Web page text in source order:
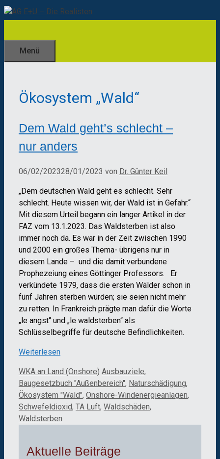
Zum
Inhalt
Menü
Ökosystem „Wald“
Dem Wald geht’s schlecht –
nur anders
06/02/202328/01/2023 von Dr. Günter Keil
„Dem deutschen Wald geht es schlecht. Sehr
schlecht. Heute wissen wir, der Wald ist in Gefahr.“
Mit diesem Urteil begann ein langer Artikel in der
FAZ vom 13.1.2023. Das Waldsterben ist also
immer noch da. Es war in der Zeit zwischen 1990
und 2000 ein großes Thema- übrigens nur in
diesem Lande – und die damit verbundene
Prophezeiung eines Göttinger Professors. Er
verkündete 1979, dass die ersten Wälder schon in
fünf Jahren sterben würden; sie seien nicht mehr
zu retten. In Frankreich prägte man dafür die Worte
„le angst“ und „le waldsterben“ als
Schlüsselbegriffe für deutsche Befindlichkeiten.
Weiterlesen
Kategorien
WKA an Land (Onshore) Schlagwörter
Ausbauziele,
Baugesetzbuch "Außenbereich", Naturschädigung,
Ökosystem "Wald", Onshore-Windenergieanlagen,
Schwefeldioxid, TA Luft, Waldschäden,
Waldsterben
Aktuelle Beiträge